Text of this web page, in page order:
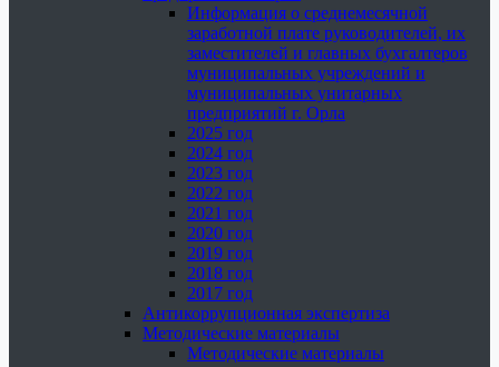
Информация о среднемесячной
заработной плате руководителей, их
заместителей и главных бухгалтеров
муниципальных учреждений и
муниципальных унитарных
предприятий г. Орла
2025 год
2024 год
2023 год
2022 год
2021 год
2020 год
2019 год
2018 год
2017 год
Антикоррупционная экспертиза
Методические материалы
Методические материалы